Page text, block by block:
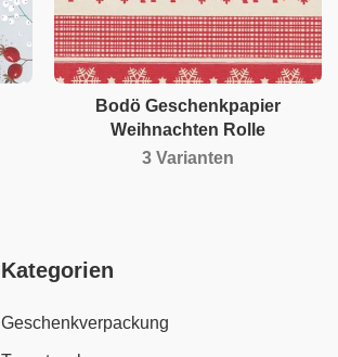
Bodö Geschenkpapier
Weihnachten Rolle
3 Varianten
Kategorien
Geschenkverpackung